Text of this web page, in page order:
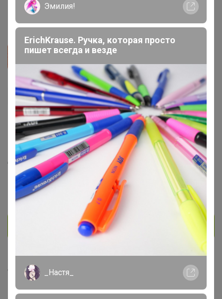
Члены клуба
Summer Wine
Summer Wine
Великий магистр
2.1K 139 18 658 5
На сайте 2 часа назад
День рождения 01 января
Красноярск
В клубе с 8 декабря 2016 г.
Личное сообщение
Скопировать ссылку
Эмилия!
ErichKrause. Ручка, которая просто
пишет всегда и везде
_Настя_